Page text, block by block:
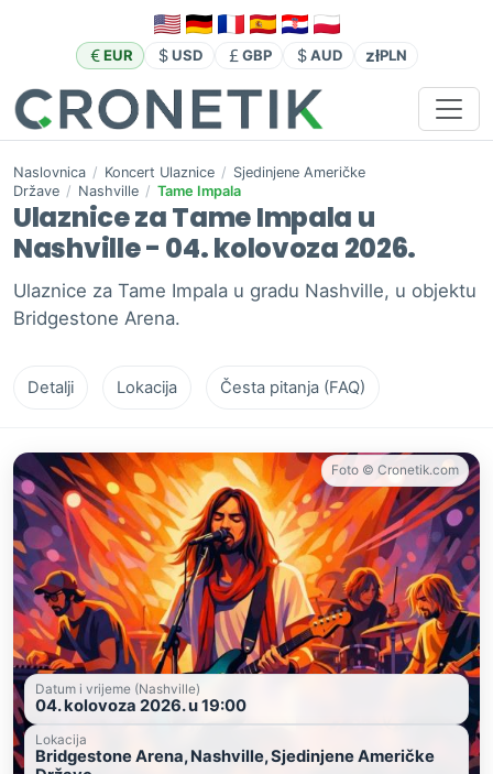
EUR USD GBP AUD złPLN
Naslovnica / Koncert Ulaznice / Sjedinjene Američke
Države / Nashville / Tame Impala
Ulaznice za Tame Impala u
Nashville - 04. kolovoza 2026.
Ulaznice za Tame Impala u gradu Nashville, u objektu
Bridgestone Arena.
Detalji Lokacija Česta pitanja (FAQ)
Foto © Cronetik.com
Datum i vrijeme (Nashville)
04. kolovoza 2026. u 19:00
Lokacija
Bridgestone Arena, Nashville, Sjedinjene Američke